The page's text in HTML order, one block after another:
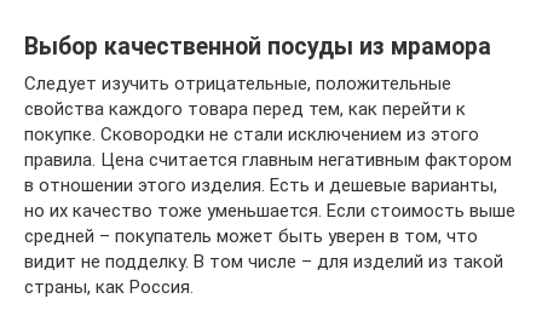
Выбор качественной посуды из мрамора
Следует изучить отрицательные, положительные
свойства каждого товара перед тем, как перейти к
покупке. Сковородки не стали исключением из этого
правила. Цена считается главным негативным фактором
в отношении этого изделия. Есть и дешевые варианты,
но их качество тоже уменьшается. Если стоимость выше
средней – покупатель может быть уверен в том, что
видит не подделку. В том числе – для изделий из такой
страны, как Россия.